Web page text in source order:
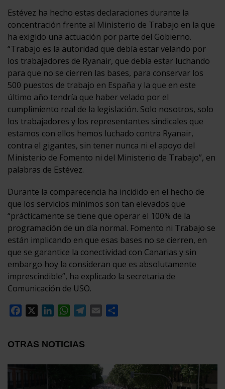
Estévez ha hecho estas declaraciones durante la
concentración frente al Ministerio de Trabajo en la que
ha exigido una actuación por parte del Gobierno.
“Trabajo es la autoridad que debía estar velando por
los trabajadores de Ryanair, que debía estar luchando
para que no se cierren las bases, para conservar los
500 puestos de trabajo en España y la que en este
último año tendría que haber velado por el
cumplimiento real de la legislación. Solo nosotros, solo
los trabajadores y los representantes sindicales que
estamos con ellos hemos luchado contra Ryanair,
contra el gigantes, sin tener nunca ni el apoyo del
Ministerio de Fomento ni del Ministerio de Trabajo”, en
palabras de Estévez.
Durante la comparecencia ha incidido en el hecho de
que los servicios mínimos son tan elevados que
“prácticamente se tiene que operar el 100% de la
programación de un día normal. Fomento ni Trabajo se
están implicando en que esas bases no se cierren, en
que se garantice la conectividad con Canarias y sin
embargo hoy la consideran que es absolutamente
imprescindible”, ha explicado la secretaria de
Comunicación de USO.
Facebook
LinkedInWhatsApp
Telegram
Email
OTRAS NOTICIAS